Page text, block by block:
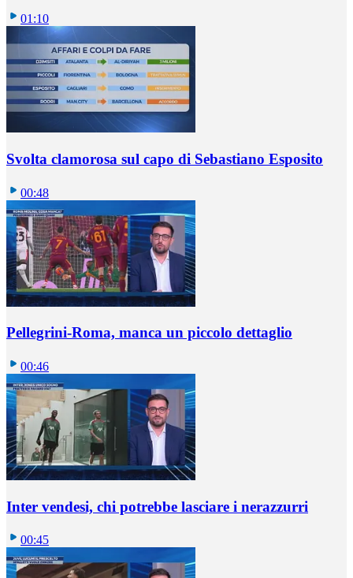
01:10
Svolta clamorosa sul capo di Sebastiano Esposito
00:48
Pellegrini-Roma, manca un piccolo dettaglio
00:46
Inter vendesi, chi potrebbe lasciare i nerazzurri
00:45